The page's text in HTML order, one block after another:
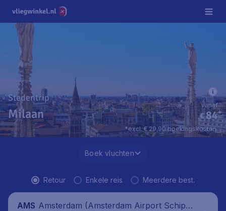
Stedentrip
Milaan €84*
vanaf
*excl. € 29,90 boekingskosten.
Boek vluchten
Retour Enkele reis Meerdere best.
AMS Amsterdam (Amsterdam Airport Schipho